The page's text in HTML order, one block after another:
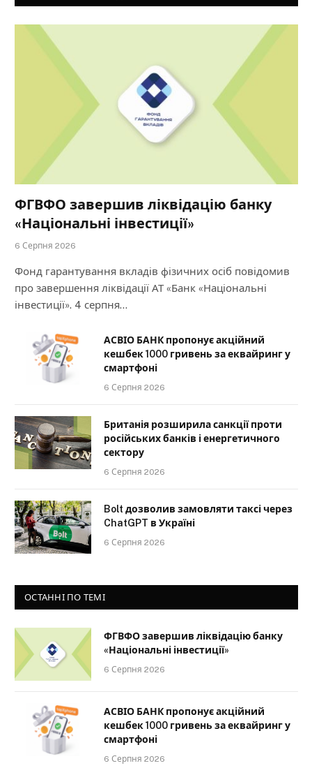
ФГВФО завершив ліквідацію банку
«Національні інвестиції»
6 Серпня 2026
Фонд гарантування вкладів фізичних осіб повідомив
про завершення ліквідації АТ «Банк «Національні
інвестиції». 4 серпня…
АСВІО БАНК пропонує акційний
кешбек 1000 гривень за еквайринг у
смартфоні
6 Серпня 2026
Британія розширила санкції проти
російських банків і енергетичного
сектору
6 Серпня 2026
Bolt дозволив замовляти таксі через
ChatGPT в Україні
6 Серпня 2026
ОСТАННІ ПО ТЕМІ
ФГВФО завершив ліквідацію банку
«Національні інвестиції»
6 Серпня 2026
АСВІО БАНК пропонує акційний
кешбек 1000 гривень за еквайринг у
смартфоні
6 Серпня 2026